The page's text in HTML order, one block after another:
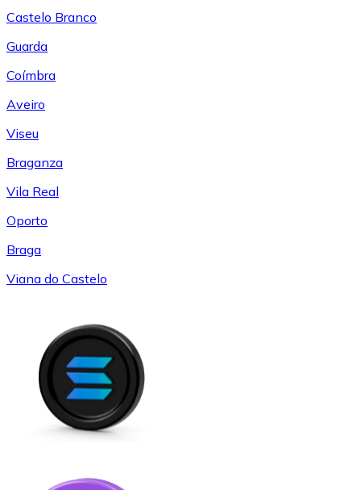
Castelo Branco
Guarda
Coímbra
Aveiro
Viseu
Braganza
Vila Real
Oporto
Braga
Viana do Castelo